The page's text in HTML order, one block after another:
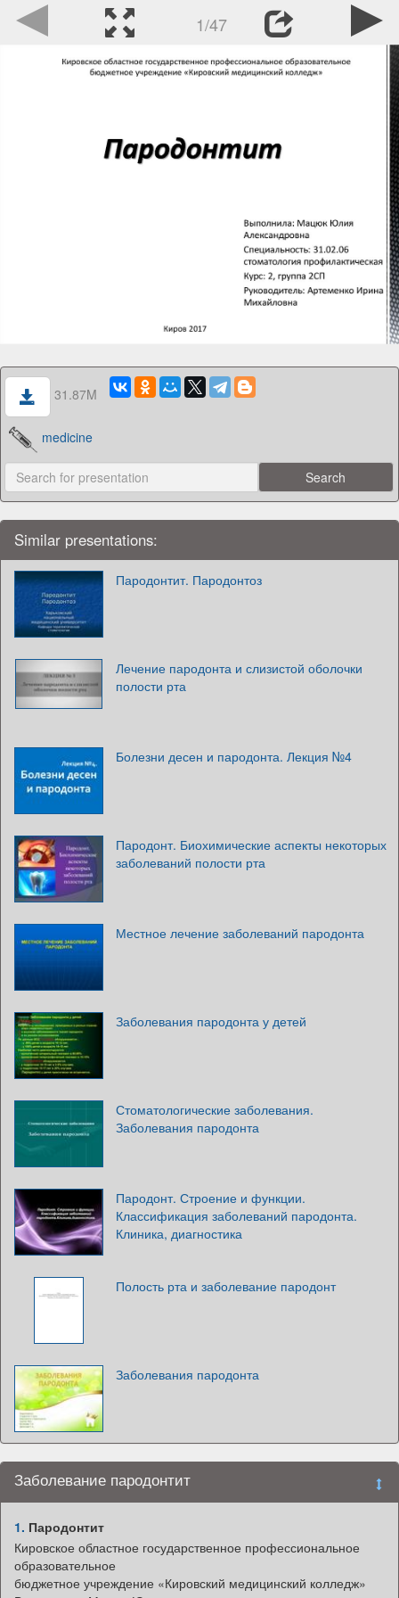
1/47
31.87M
medicine
Similar presentations:
Пародонтит. Пародонтоз
Лечение пародонта и слизистой оболочки
полости рта
Болезни десен и пародонта. Лекция №4
Пародонт. Биохимические аспекты некоторых
заболеваний полости рта
Местное лечение заболеваний пародонта
Заболевания пародонта у детей
Стоматологические заболевания.
Заболевания пародонта
Пародонт. Строение и функции.
Классификация заболеваний пародонта.
Клиника, диагностика
Полость рта и заболевание пародонт
Заболевания пародонта
Заболевание пародонтит
1. Пародонтит
Кировское областное государственное профессиональное
образовательное
бюджетное учреждение «Кировский медицинский колледж»